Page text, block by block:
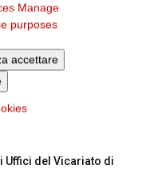
Manage
purposes
accettare
di Roma
Uffici del Vicariato di